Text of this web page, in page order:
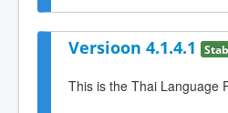
Versioon 4.1.4.1
This is the Thai Language